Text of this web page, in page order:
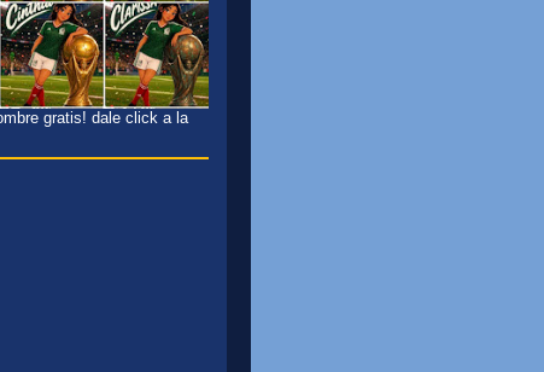
gratis! dale click a la